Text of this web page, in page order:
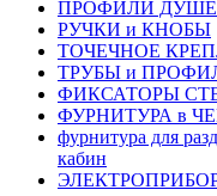
ПРОФИЛИ
РУЧКИ и КНОБЫ
ТОЧЕЧНОЕ
ТРУБЫ и
ФИКСАТОРЫ
ФУРНИТУРА в
фурнитура для
кабин